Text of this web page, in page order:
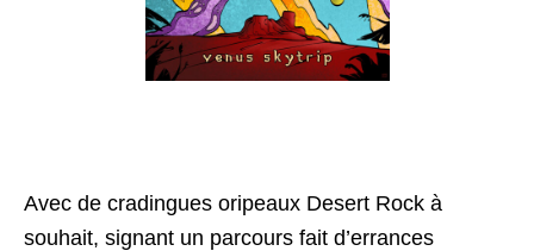
Avec de cradingues oripeaux Desert Rock à
souhait, signant un parcours fait d’errances